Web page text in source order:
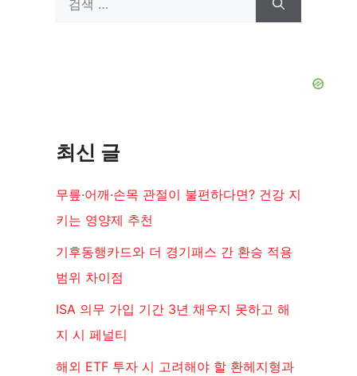
최신 글
무릎·어깨·손목 관절이 불편하다면? 건강 지
키는 영양제 추천
기후동행카드와 더 경기패스 간 환승 적용
범위 차이점
ISA 의무 가입 기간 3년 채우지 못하고 해
지 시 페널티
해외 ETF 투자 시 고려해야 할 환헤지형과